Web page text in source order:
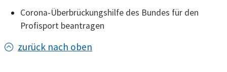
Corona-Überbrückungshilfe des Bundes für den
Profisport beantragen
zurück nach oben